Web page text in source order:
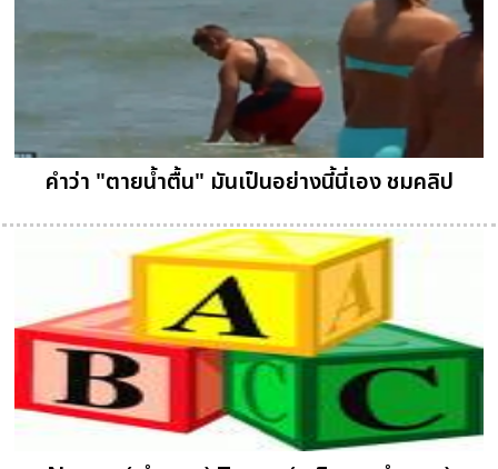
คำว่า "ตายน้ำตื้น" มันเป็นอย่างนี้นี่เอง ชมคลิป